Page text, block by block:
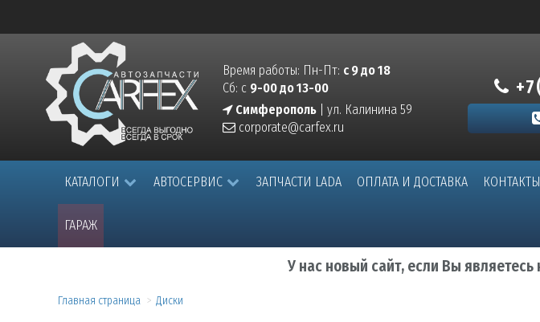
Время работы: Пн-Пт: с 9 до 18
Сб: с 9-00 до 13-00
Симферополь | ул. Калинина 59
corporate@carfex.ru
КАТАЛОГИ АВТОСЕРВИС ЗАПЧАСТИ LADA ОПЛАТА И ДОСТАВКА КОНТАКТЫ
ГАРАЖ
У нас новый сайт, если Вы
Главная страница Диски